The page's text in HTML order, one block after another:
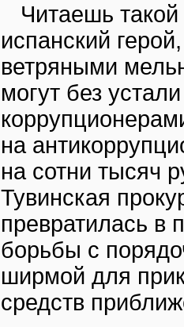
Читаешь такой
испанский
ветряными
могут без
на
на сотни тысяч
Тувинская
превратилась в
борьбы с
ширмой для
средств